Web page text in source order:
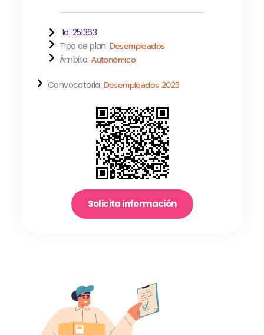
Id: 251363
Tipo de plan: Desempleados
Ámbito:Autonómico
Convocatoria: Desempleados 2025
Solicita información